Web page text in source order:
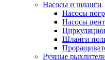
Насосы и шланги
Насосы
Насосы
Шланги
Ручные